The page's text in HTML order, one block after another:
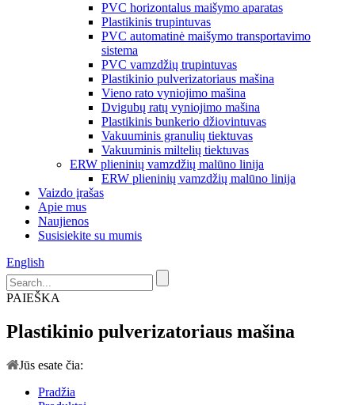
PVC horizontalus maišymo aparatas
Plastikinis trupintuvas
PVC automatinė maišymo transportavimo
sistema
PVC vamzdžių trupintuvas
Plastikinio pulverizatoriaus mašina
Vieno rato vyniojimo mašina
Dvigubų ratų vyniojimo mašina
Plastikinis bunkerio džiovintuvas
Vakuuminis granulių tiektuvas
Vakuuminis miltelių tiektuvas
ERW plieninių vamzdžių malūno linija
ERW plieninių vamzdžių malūno linija
Vaizdo įrašas
Apie mus
Naujienos
Susisiekite su mumis
English
PAIEŠKA
Plastikinio pulverizatoriaus mašina
Jūs esate čia:
Pradžia